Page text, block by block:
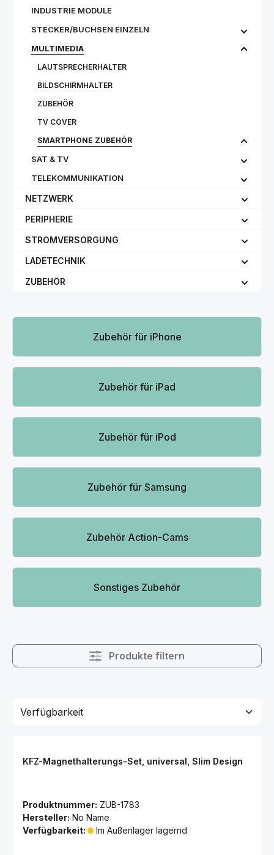
INDUSTRIE MODULE
STECKER/BUCHSEN EINZELN
MULTIMEDIA
LAUTSPRECHERHALTER
BILDSCHIRMHALTER
ZUBEHÖR
TV COVER
SMARTPHONE ZUBEHÖR
SAT & TV
TELEKOMMUNIKATION
NETZWERK
PERIPHERIE
STROMVERSORGUNG
LADETECHNIK
ZUBEHÖR
Kategoriegalerie überspringen
Zubehör für iPhone
Zubehör für iPad
Zubehör für iPod
Zubehör für Samsung
Zubehör Action-Cams
Sonstiges Zubehör
Produkte filtern
KFZ-Magnethalterungs-Set, universal, Slim Design
Produktnummer: ZUB-1783
Hersteller: No Name
Verfügbarkeit:
Im Außenlager lagernd